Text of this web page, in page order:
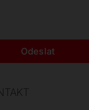
Odeslat